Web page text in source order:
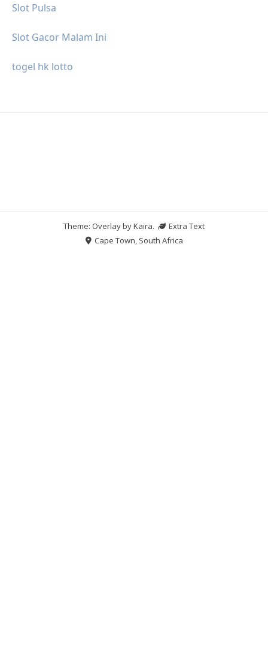
Slot Pulsa
Slot Gacor Malam Ini
togel hk lotto
Theme: Overlay byKaira.
Extra Text
Cape Town, South Africa